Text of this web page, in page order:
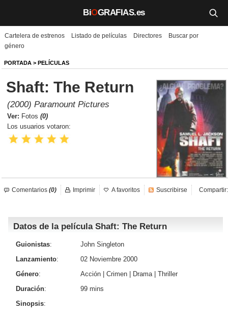
BiOGRAFIAS.es
Biografías
Películas
TV
Música
Un día como hoy
Iniciar sesión Crear cuenta
Cartelera de estrenos Listado de películas Directores
Buscar por
género
PORTADA > PELÍCULAS
Shaft: The Return
(2000) Paramount Pictures
Ver: Fotos (0)
Los usuarios votaron:
Comentarios (0) Compartir:
Imprimir A favoritos Suscribirse
Datos de la película Shaft: The Return
Guionistas:
John Singleton
Lanzamiento:
02 Noviembre 2000
Género: Acción Crimen Drama| Thriller
Duración:
99 mins
Sinopsis: